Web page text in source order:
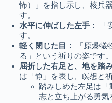
怖）」を指し示し、核兵
す。
水平に伸ばした左手：
「
す。
軽く閉じた目：
「原爆犠
る」という祈りの姿です。
屈折した右足と、地を踏
は「静」を表し、瞑想と祈
踏みしめた左足は
志と立ち上がる勇気